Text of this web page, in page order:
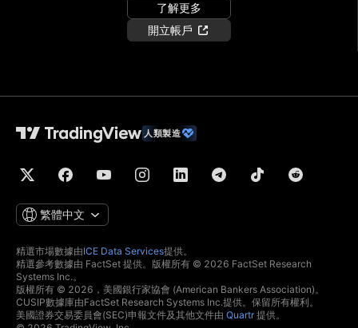
了解更多
開立帳戶
人類製造
繁體中文
精選市場數據由ICE Data Services提供。
精選參考數據由 FactSet 提供。版權所有 © 2026 FactSet Research
Systems Inc.。
版權所有 © 2026，美國銀行家協會 (American Bankers Association)。
CUSIP數據庫由FactSet Research Systems Inc.提供。保留所有權利。
美國證券交易委員會(SEC)申報文件及其他文件由 Quartr提供。